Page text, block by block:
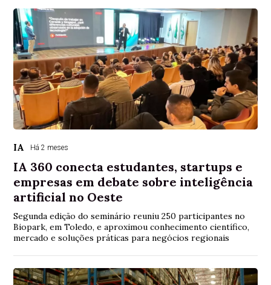
IA Há 2 meses
IA 360 conecta estudantes, startups e
empresas em debate sobre inteligência
artificial no Oeste
Segunda edição do seminário reuniu 250 participantes no
Biopark, em Toledo, e aproximou conhecimento científico,
mercado e soluções práticas para negócios regionais